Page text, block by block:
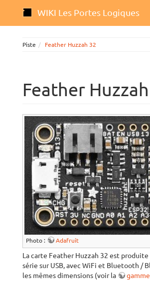
WIKI Les Portes Logiques
Piste Feather Huzzah 32
Feather
Photo : Adafruit
La carte Feather Huzzah 32 est
série sur USB, avec WiFi et Bluetooth /
les mêmes dimensions (voir la